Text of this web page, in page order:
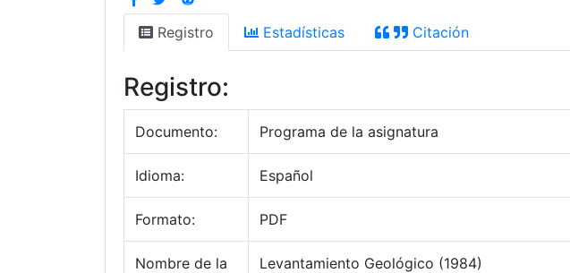
Registro Estadísticas Citación
Registro:
Documento: Programa de la asignatura
Idioma: Español
Formato: PDF
Nombre de la
Levantamiento Geológico (1984)